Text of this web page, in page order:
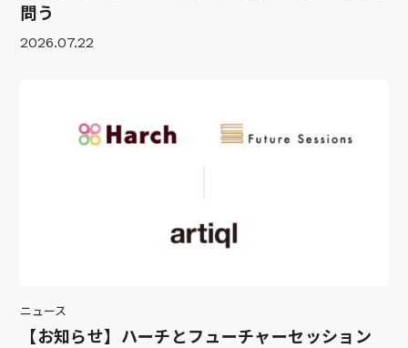
問う
2026.07.22
ニュース
【お知らせ】ハーチとフューチャーセッション